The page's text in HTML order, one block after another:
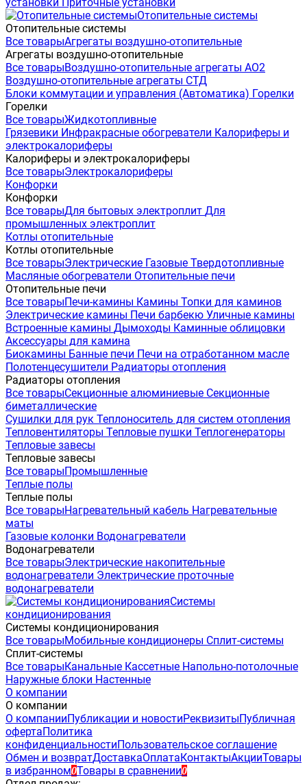
Отопительные системы
Отопительные системы
Все товарыАгрегаты воздушно-отопительные
Агрегаты воздушно-отопительные
Все товарыВоздушно-отопительные агрегаты АО2
Воздушно-отопительные агрегаты СТД
Блоки коммутации и управления (Автоматика) Горелки
Горелки
Все товарыЖидкотопливные
Грязевики Инфракрасные обогреватели Калориферы и
электрокалориферы
Калориферы и электрокалориферы
Все товарыЭлектрокалориферы
Конфорки
Конфорки
Все товарыДля бытовых электроплит Для
промышленных электроплит
Котлы отопительные
Котлы отопительные
Все товарыЭлектрические Газовые Твердотопливные
Масляные обогреватели Отопительные печи
Отопительные печи
Все товарыПечи-камины Камины Топки для каминов
Электрические камины Печи барбекю Уличные камины
Встроенные камины Дымоходы Каминные облицовки
Аксессуары для камина
Биокамины Банные печи Печи на отработанном масле
Полотенцесушители Радиаторы отопления
Радиаторы отопления
Все товарыСекционные алюминиевые Секционные
биметаллические
Сушилки для рук Теплоноситель для систем отопления
Тепловентиляторы Тепловые пушки Теплогенераторы
Тепловые завесы
Тепловые завесы
Все товарыПромышленные
Теплые полы
Теплые полы
Все товарыНагревательный кабель Нагревательные
маты
Газовые колонки Водонагреватели
Водонагреватели
Все товарыЭлектрические накопительные
водонагреватели Электрические проточные
водонагреватели
Системы
кондиционирования
Системы кондиционирования
Все товарыМобильные кондиционеры Сплит-системы
Сплит-системы
Все товарыКанальные Кассетные Напольно-потолочные
Наружные блоки Настенные
О компании
О компании
О компанииПубликации и новостиРеквизитыПубличная
офертаПолитика
конфиденциальностиПользовательское соглашение
Обмен и возвратДоставкаОплатаКонтактыАкцииТовары
в избранном0Товары в сравнении0